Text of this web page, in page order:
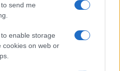
send me
enable storage
cookies on web or
il mistero
l’Ucraina e la sanità
sui vaccini non dice una